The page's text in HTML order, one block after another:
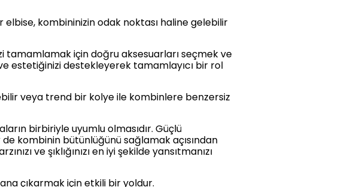
kombininizin odak noktası haline gelebilir
tamamlamak için doğru aksesuarları seçmek ve
estetiğinizi destekleyerek tamamlayıcı bir rol
veya trend bir kolye ile kombinlere benzersiz
birbiriyle uyumlu olmasıdır. Güçlü
kombinin bütünlüğünü sağlamak açısından
ve şıklığınızı en iyi şekilde yansıtmanızı
çıkarmak için etkili bir yoldur.